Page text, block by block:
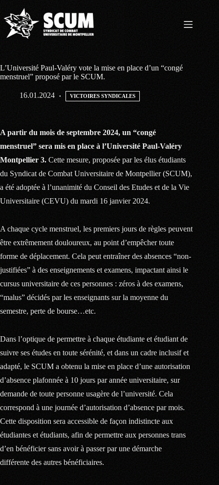
contenu
L’Université Paul-Valéry vote la mise en place d’un “congé
menstruel” proposé par le SCUM.
16.01.2024 VICTOIRES SYNDICALES
A partir du mois de septembre 2024, un “congé
menstruel” sera mis en place à l’Université Paul-Valéry
Montpellier 3. Cette mesure, proposée par les élus étudiants
du Syndicat de Combat Universitaire de Montpellier (SCUM),
a été adoptée à l’unanimité du Conseil des Etudes et de la Vie
Universitaire (CEVU) du mardi 16 janvier 2024.
A chaque cycle menstruel, les premiers jours de règles peuvent
être extrêmement douloureux, au point d’empêcher toute
forme de déplacement. Cela peut entraîner des absences “non-
justifiées” à des enseignements et examens, impactant ainsi le
cursus universitaire de ces personnes : zéros à des examens,
“malus” décidés par les enseignants sur la moyenne du
semestre, perte de bourse…etc.
Dans l’optique de permettre à chaque étudiante et étudiant de
suivre ses études en toute sérénité, et dans un cadre inclusif et
adapté, le SCUM a obtenu la mise en place d’une autorisation
d’absence plafonnée à 10 jours par année universitaire, sur
demande de toute personne usagère de l’université. Cela
correspond à une journée d’autorisation d’absence par mois.
Cette disposition sera accessible de façon indistincte aux
étudiantes et étudiants, afin de permettre aux personnes trans
d’en bénéficier sans avoir à passer par une démarche
différente des autres bénéficiaires.